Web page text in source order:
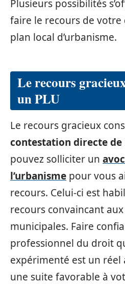
Plusieurs possibilités
faire le recours de
plan local d’urbanisme.
Le recours
un PLU
Le recours gracieux
contestation directe de
pouvez solliciter un
l’urbanisme pour vous
recours. Celui-ci est
recours convaincant
municipales. Faire
professionnel du droit
expérimenté est un
une suite favorable à